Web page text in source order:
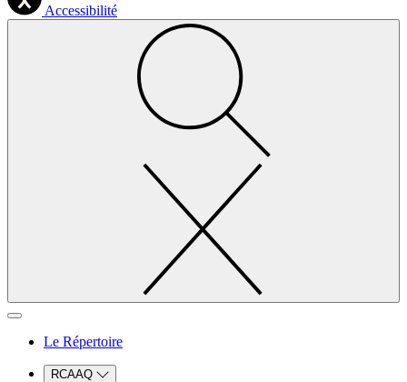
Accessibilité
Le Répertoire
RCAAQ